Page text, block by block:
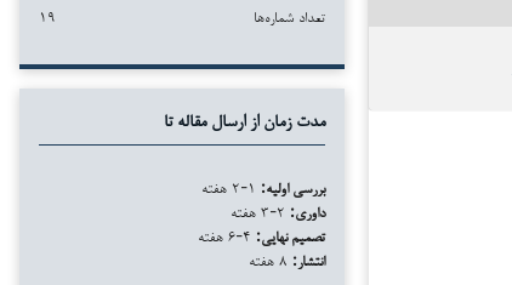
تعداد شماره‌ها ۱۹
مدت زمان از ارسال مقاله تا
بررسی اولیه:
داوری:
تصمیم نهایی:
انتشار: